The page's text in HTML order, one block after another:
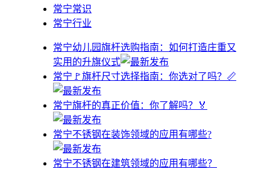
常宁常识
常宁行业
常宁幼儿园旗杆选购指南：如何打造庄重又
实用的升旗仪式
常宁🚩旗杆尺寸选择指南：你选对了吗？📏
常宁旗杆的真正价值：你了解吗？🏅
常宁不锈钢在装饰领域的应用有哪些?
常宁不锈钢在建筑领域的应用有哪些？